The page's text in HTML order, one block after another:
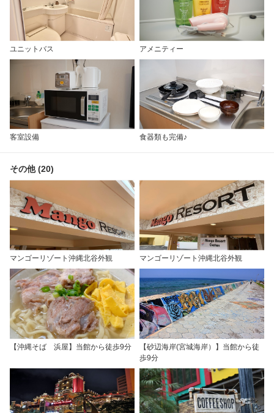
ユニットバス アメニティー
客室設備 食器類も完備♪
その他 (20)
マンゴーリゾート沖縄北谷外観 マンゴーリゾート沖縄北谷外観
【沖縄そば 浜屋】当館から徒歩9分
【砂辺海岸(宮城海岸）】当館から徒
歩9分